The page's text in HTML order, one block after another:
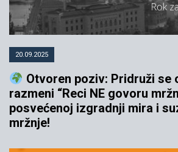
20.09.2025
Otvoren poziv: Pridruži se
razmeni “Reci NE govoru
posvećenoj izgradnji mira i
mržnje!